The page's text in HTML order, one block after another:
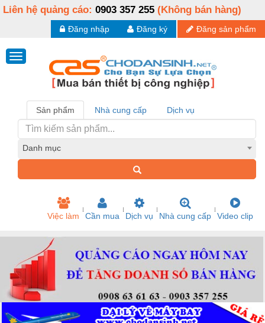
Liên hệ quảng cáo: 0903 357 255 (Không bán hàng)
Đăng sản phẩm
Đăng ký
Đăng nhập
Sản phẩm Nhà cung cấp Dịch vụ
Danh mục
Việc làm Cần mua Dịch vụ Nhà cung cấp Video clip